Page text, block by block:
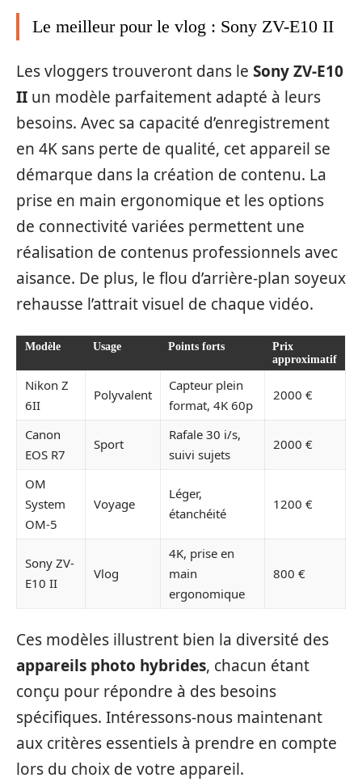
Le meilleur pour le vlog : Sony ZV-E10 II
Les vloggers trouveront dans le Sony ZV-E10
II un modèle parfaitement adapté à leurs
besoins. Avec sa capacité d’enregistrement
en 4K sans perte de qualité, cet appareil se
démarque dans la création de contenu. La
prise en main ergonomique et les options
de connectivité variées permettent une
réalisation de contenus professionnels avec
aisance. De plus, le flou d’arrière-plan soyeux
rehausse l’attrait visuel de chaque vidéo.
Modèle Usage Points forts
Prix
approximatif
Nikon Z
6II
Polyvalent
Capteur plein
format, 4K 60p
2000 €
Canon
EOS R7
Sport
Rafale 30 i/s,
suivi sujets
2000 €
OM
System
OM-5
Voyage
Léger,
étanchéité
1200 €
Sony ZV-
E10 II
Vlog
4K, prise en
main
ergonomique
800 €
Ces modèles illustrent bien la diversité des
appareils photo hybrides, chacun étant
conçu pour répondre à des besoins
spécifiques. Intéressons-nous maintenant
aux critères essentiels à prendre en compte
lors du choix de votre appareil.